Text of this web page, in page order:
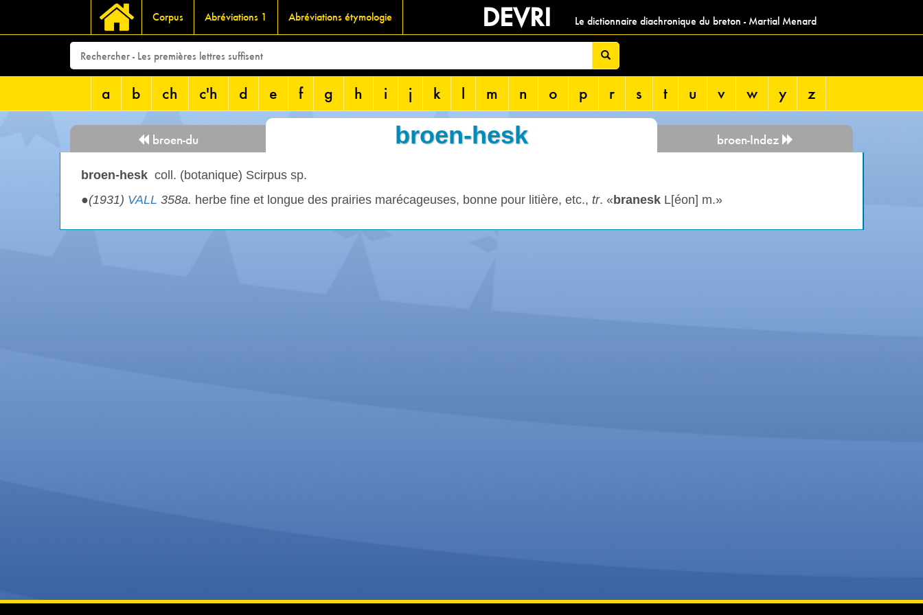
Corpus Abréviations 1 Abréviations étymologie DEVRI Le dictionnaire diachronique du breton - Martial Menard
a b ch c'h d e f g h i j k l m n o p r s t u v w y z
broen-du broen-hesk broen-Indez
broen-hesk coll. (botanique) Scirpus sp.
●(1931) VALL 358a. herbe fine et longue des prairies marécageuses, bonne pour litière, etc., tr. « branesk L[éon] m.»